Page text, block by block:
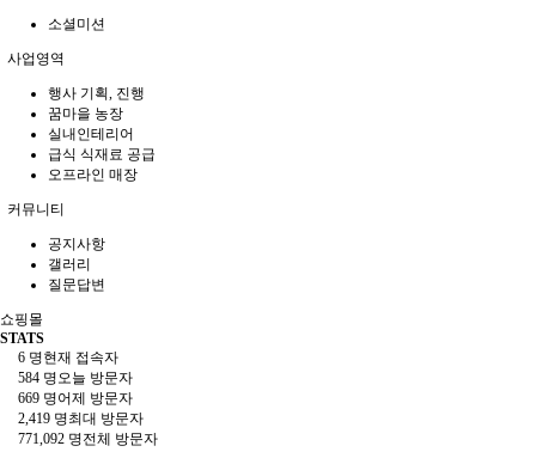
소셜미션
사업영역
행사 기획, 진행
꿈마을 농장
실내인테리어
급식 식재료 공급
오프라인 매장
커뮤니티
공지사항
갤러리
질문답변
쇼핑몰
STATS
6 명현재 접속자
584 명오늘 방문자
669 명어제 방문자
2,419 명최대 방문자
771,092 명전체 방문자